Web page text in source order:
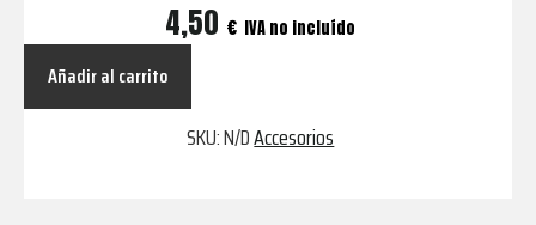
para
llantas
4,50 € IVA no incluído
Añadir al carrito
SKU:N/DAccesorios